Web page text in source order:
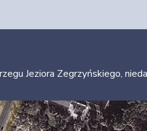
Jeziora Zegrzyńskiego,